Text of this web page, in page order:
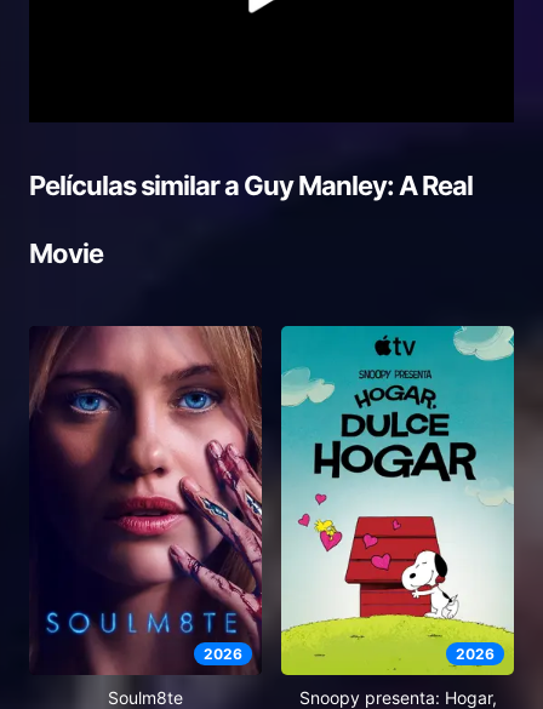
Películas similar aGuy Manley: A Real
Movie
2026
Soulm8te
2026
Snoopy presenta: Hogar,